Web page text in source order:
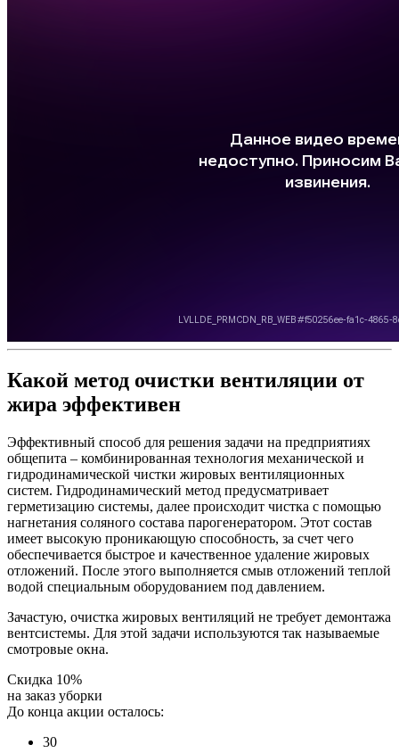
Какой метод очистки вентиляции от
жира эффективен
Эффективный способ для решения задачи на предприятиях
общепита – комбинированная технология механической и
гидродинамической чистки жировых вентиляционных
систем. Гидродинамический метод предусматривает
герметизацию системы, далее происходит чистка с помощью
нагнетания соляного состава парогенератором. Этот состав
имеет высокую проникающую способность, за счет чего
обеспечивается быстрое и качественное удаление жировых
отложений. После этого выполняется смыв отложений теплой
водой специальным оборудованием под давлением.
Зачастую, очистка жировых вентиляций не требует демонтажа
вентсистемы. Для этой задачи используются так называемые
смотровые окна.
Скидка 10%
на заказ уборки
До конца акции осталось:
30